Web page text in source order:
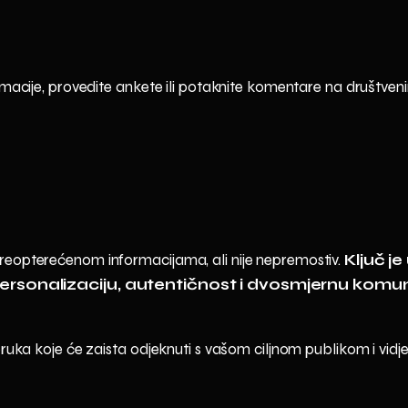
provedite ankete ili potaknite komentare na
informacijama, ali nije nepremostiv. Ključ
autentičnost i dvosmjernu
koje će zaista odjeknuti s vašom ciljnom publikom i